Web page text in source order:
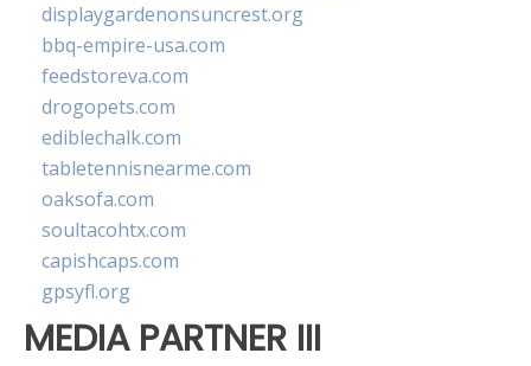
displaygardenonsuncrest.org
bbq-empire-usa.com
feedstoreva.com
drogopets.com
ediblechalk.com
tabletennisnearme.com
oaksofa.com
soultacohtx.com
capishcaps.com
gpsyfl.org
MEDIA PARTNER III